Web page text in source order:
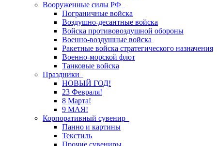
Вооруженные силы РФ
Пограничные войска
Воздушно-десантные войска
Войска противовоздушной обороны
Военно-воздушные войска
Ракетные войска стратегического назначения
Военно-морской флот
Танковые войска
Праздники
НОВЫЙ ГОД!
23 Февраля!
8 Марта!
9 МАЯ!
Корпоративный сувенир
Панно и картины
Текстиль
Прочие сувениры